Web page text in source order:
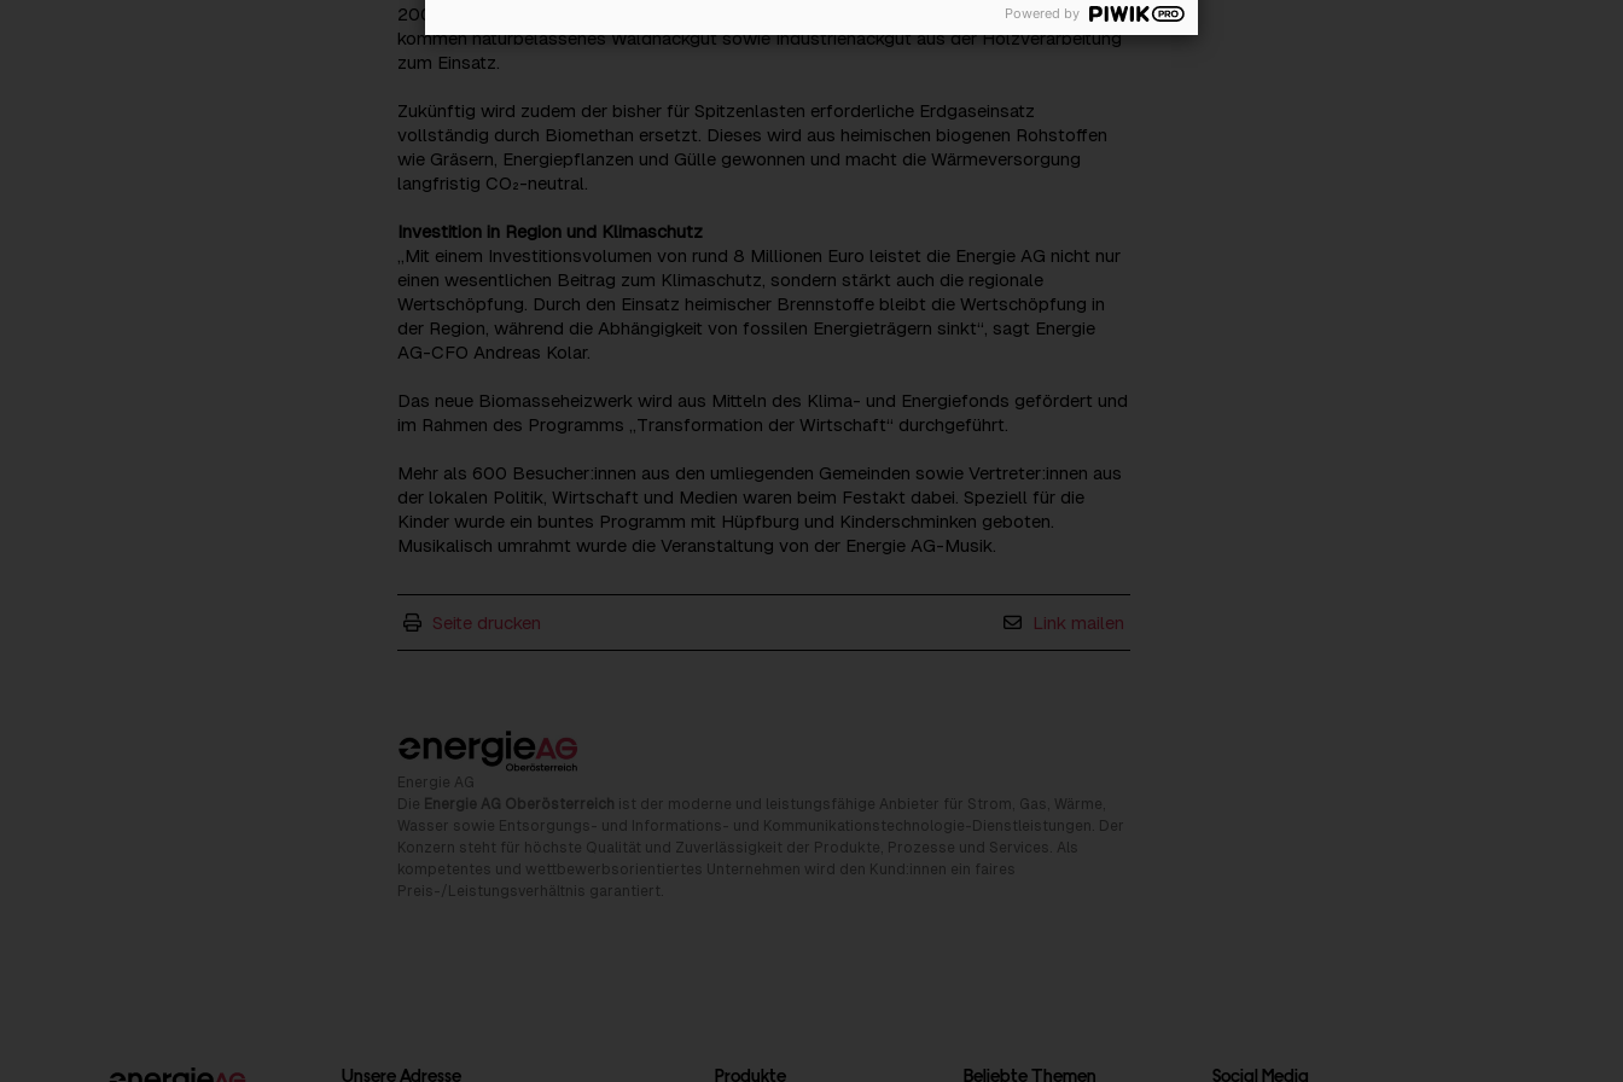
200 m³ Wasservolumen und eine effiziente Rauchgaskondensation. Als Brennstoff
kommen naturbelassenes Waldhackgut sowie Industriehackgut aus der Holzverarbeitung
zum Einsatz.
Zukünftig wird zudem der bisher für Spitzenlasten erforderliche Erdgaseinsatz
vollständig durch Biomethan ersetzt. Dieses wird aus heimischen biogenen Rohstoffen
wie Gräsern, Energiepflanzen und Gülle gewonnen und macht die Wärmeversorgung
langfristig CO₂-neutral.
Investition in Region und Klimaschutz
„Mit einem Investitionsvolumen von rund 8 Millionen Euro leistet die Energie AG nicht nur
einen wesentlichen Beitrag zum Klimaschutz, sondern stärkt auch die regionale
Wertschöpfung. Durch den Einsatz heimischer Brennstoffe bleibt die Wertschöpfung in
der Region, während die Abhängigkeit von fossilen Energieträgern sinkt“, sagt Energie
AG-CFO Andreas Kolar.
Das neue Biomasseheizwerk wird aus Mitteln des Klima- und Energiefonds gefördert und
im Rahmen des Programms „Transformation der Wirtschaft“ durchgeführt.
Mehr als 600 Besucher:innen aus den umliegenden Gemeinden sowie Vertreter:innen aus
der lokalen Politik, Wirtschaft und Medien waren beim Festakt dabei. Speziell für die
Kinder wurde ein buntes Programm mit Hüpfburg und Kinderschminken geboten.
Musikalisch umrahmt wurde die Veranstaltung von der Energie AG-Musik.
Seite drucken Link mailen
Energie AG
Die Energie AG Oberösterreich ist der moderne und leistungsfähige Anbieter für Strom, Gas, Wärme,
Wasser sowie Entsorgungs- und Informations- und Kommunikationstechnologie-Dienstleistungen. Der
Konzern steht für höchste Qualität und Zuverlässigkeit der Produkte, Prozesse und Services. Als
kompetentes und wettbewerbsorientiertes Unternehmen wird den Kund:innen ein faires
Preis-/Leistungsverhältnis garantiert.
Unsere Adresse Produkte Beliebte Themen Social Media
Powered by